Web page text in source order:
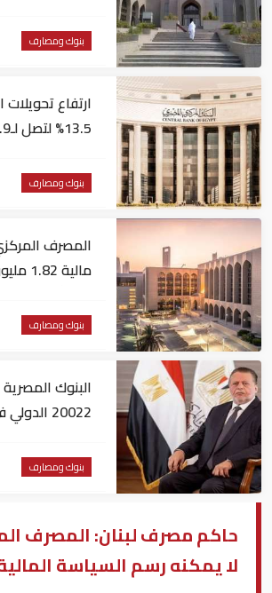
بنوك ومصارف
ارتفاع تحويلات
بنوك ومصارف
المصرف
بنوك ومصارف
20022
بنوك ومصارف
حاكم مصرف لبنان: المصرف
لا يمكنه رسم السياسة